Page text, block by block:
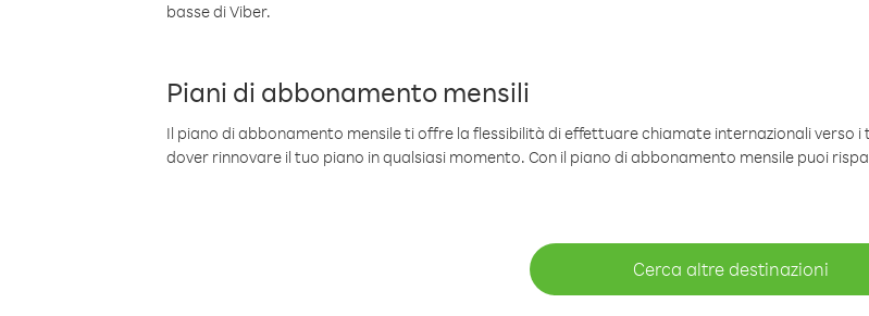
basse di Viber.
Piani di abbonamento mensili
Il piano di abbonamento mensile ti offre la flessibilità di effettuare chiamate internazionali verso i
dover rinnovare il tuo piano in qualsiasi momento. Con il piano di abbonamento mensile puoi
Cerca altre destinazioni